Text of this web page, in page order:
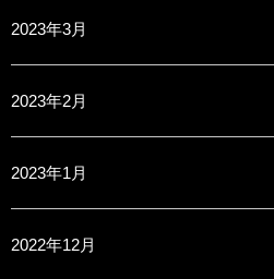
2023年3月
2023年2月
2023年1月
2022年12月